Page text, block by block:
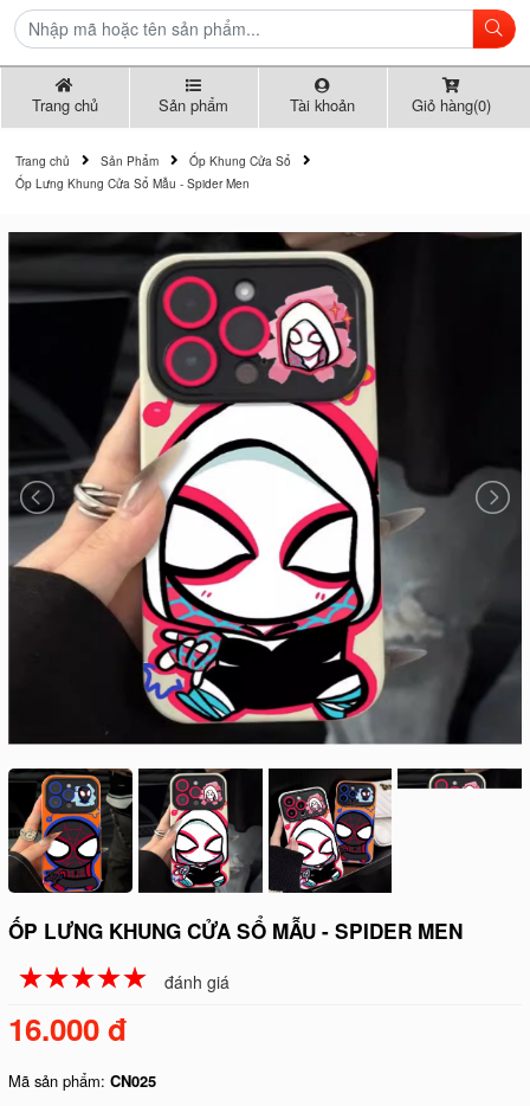
Trang chủ Sản phẩm Tài khoản Giỏ hàng(0)
Trang chủ Sản Phẩm
Ốp Khung Cửa Sổ
Ốp Lưng Khung Cửa Sổ Mẫu - Spider Men
ỐP LƯNG KHUNG CỬA SỔ MẪU - SPIDER MEN
☆☆☆☆☆
★★★★★ đánh giá
16.000 đ
Mã sản phẩm:CN025